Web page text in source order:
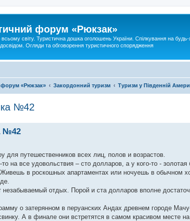
форум «Рюкзак»
світу. Туристична дошка оголошень України. Спілкування на будь-
Огляди та обговорення туристичного спорядження
«Рюкзак» Закордонний туризм Туризм у Південній
№42
№42
путешественников всех лиц, полов и возрастов.
на все удовольствия – сто долларов, а у кого-то -
в роскошных апартаментах или ночуешь в обычном
незабываемый отдых. Порой и ста долларов вполне
о затерянном в перуанских Андах древнем городе
А в финале они встретятся в самом красивом месте